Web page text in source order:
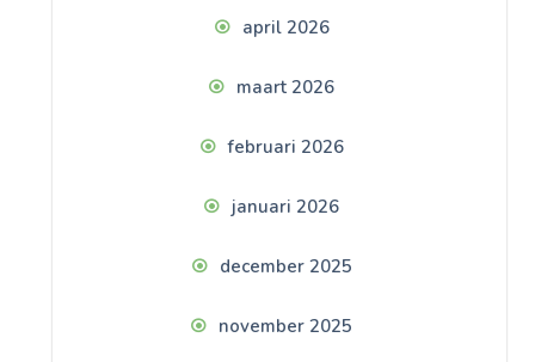
april 2026
maart 2026
februari 2026
januari 2026
december 2025
november 2025